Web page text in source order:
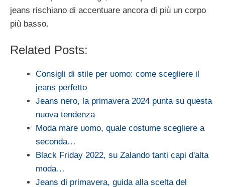
jeans rischiano di accentuare ancora di più un corpo
più basso.
Related Posts:
Consigli di stile per uomo: come scegliere il
jeans perfetto
Jeans nero, la primavera 2024 punta su questa
nuova tendenza
Moda mare uomo, quale costume scegliere a
seconda…
Black Friday 2022, su Zalando tanti capi d'alta
moda…
Jeans di primavera, guida alla scelta del